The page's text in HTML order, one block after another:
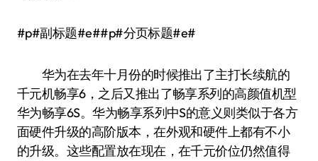
#p#副标题#e##p#分页标题#e#
华为在去年十月份的时候推出了主打长续航的
千元机畅享6，之后又推出了畅享系列的高颜值机型
华为畅享6S。华为畅享系列中S的意义则类似于各方
面硬件升级的高阶版本，在外观和硬件上都有不小
的升级。这些配置放在现在，在千元价位仍然值得